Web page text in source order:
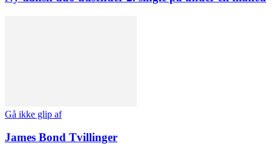
Gå ikke glip af
James Bond Tvillinger